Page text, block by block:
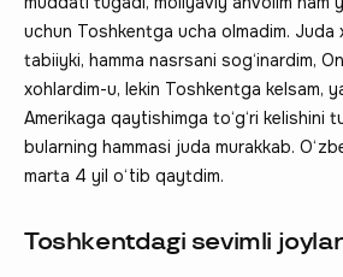
uchun Toshkentga ucha olmadim. Juda
tabiiyki, hamma nasrsani sog‘inardim,
xohlardim-u, lekin Toshkentga kelsam,
Amerikaga qaytishimga to‘g‘ri kelishini
bularning hammasi juda murakkab.
marta 4 yil o‘tib qaytdim.
Toshkentdagi sevimli